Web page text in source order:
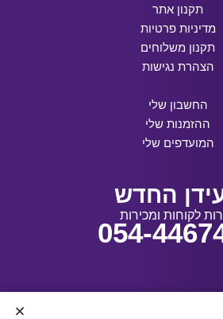
תקנון אתר
מדיניות פרטיות
תקנון משלוחים
הצהרת נגישות
החשבון שלי
ההזמנות שלי
המועדפים שלי
החדש
לקוחות ומכירות
054-